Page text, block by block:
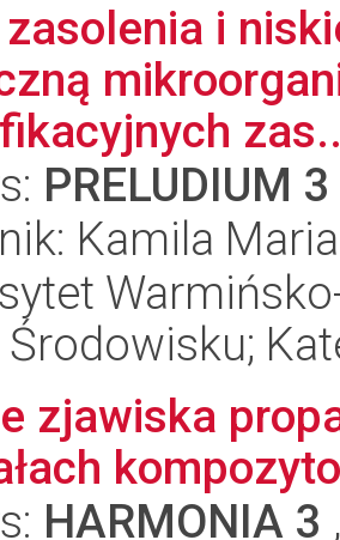
zasolenia i
PRELUDIUM 3
Kamila
Środowisku;
zjawiska
HARMONIA 3